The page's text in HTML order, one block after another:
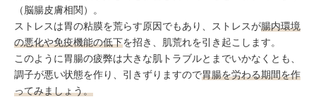
（脳腸皮膚相関）。
ストレスは胃の粘膜を荒らす原因でもあり、ストレスが腸内環境
の悪化や免疫機能の低下を招き、肌荒れを引き起こします。
このように胃腸の疲弊は大きな肌トラブルとまでいかなくとも、
調子が悪い状態を作り、引きずりますので胃腸を労わる期間を作
ってみましょう。